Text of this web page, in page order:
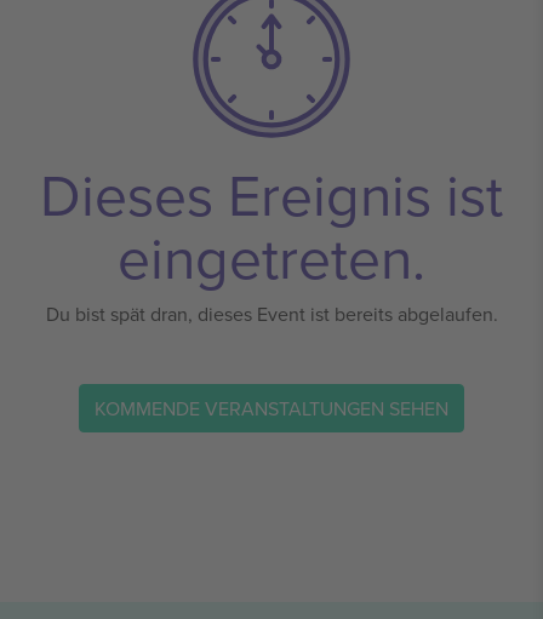
Dieses Ereignis ist
eingetreten.
Du bist spät dran, dieses Event ist bereits abgelaufen.
KOMMENDE VERANSTALTUNGEN SEHEN